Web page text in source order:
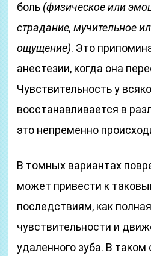
боль (физическое или
страдание, мучительное
ощущение). Это
анестезии, когда она
Чувствительность у
восстанавливается в
это непременно
В томных вариантах
может привести к
последствиям, как
чувствительности и
удаленного зуба. В таком